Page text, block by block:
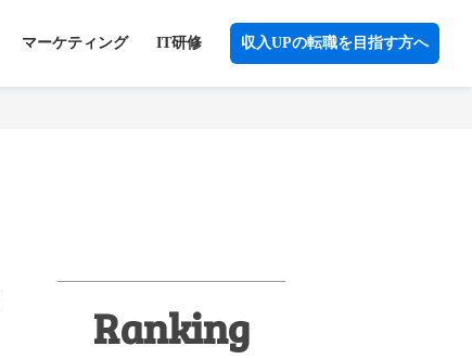
マーケティング IT研修 収入UPの転職を目指す方へ